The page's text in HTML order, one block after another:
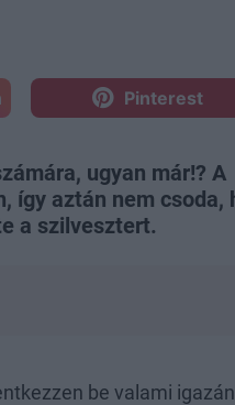
Pinterest
ugyan már!? A
így aztán nem csoda,
a szilvesztert.
be valami igazán